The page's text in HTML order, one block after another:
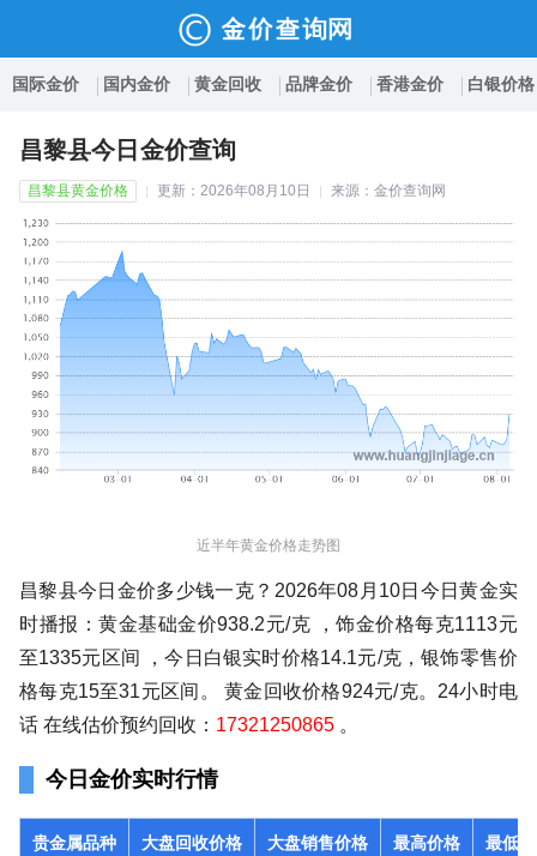
国际金价 国内金价 黄金回收 品牌金价 香港金价 白银价格
昌黎县今日金价查询
昌黎县黄金价格 更新：2026年08月10日 来源：金价查询网
近半年黄金价格走势图
昌黎县今日金价多少钱一克？2026年08月10日今日黄金实
时播报：黄金基础金价938.2元/克 ，饰金价格每克1113元
至1335元区间 ，今日白银实时价格14.1元/克，银饰零售价
格每克15至31元区间。 黄金回收价格924元/克。24小时电
话 在线估价预约回收： 17321250865 。
今日金价实时行情
贵金属品种 大盘回收价格 大盘销售价格 最高价格 最低